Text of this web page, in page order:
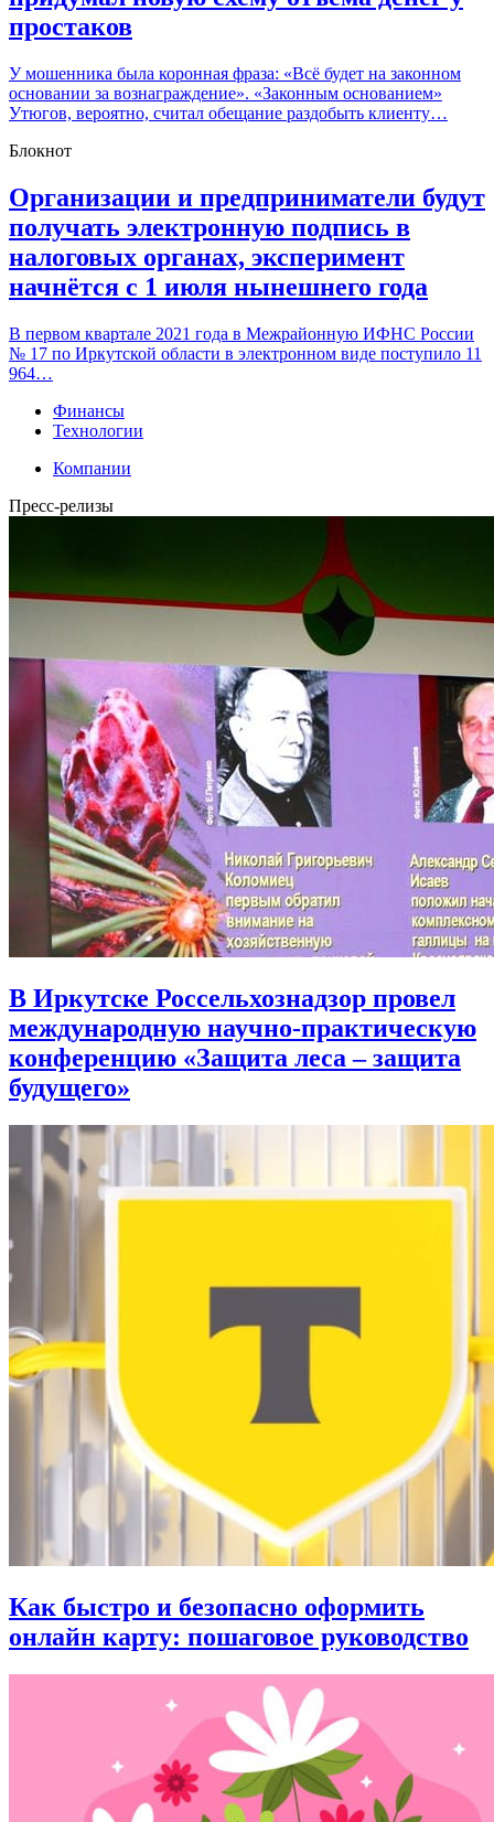
простаков
У мошенника была коронная фраза: «Всё будет на законном
основании за вознаграждение». «Законным основанием»
Утюгов, вероятно, считал обещание раздобыть клиенту…
Блокнот
Организации и предприниматели будут
получать электронную подпись в
налоговых органах, эксперимент
начнётся с 1 июля нынешнего года
В первом квартале 2021 года в Межрайонную ИФНС России
№ 17 по Иркутской области в электронном виде поступило 11
964…
Финансы
Технологии
Компании
Пресс-релизы
В Иркутске Россельхознадзор провел
международную научно-практическую
конференцию «Защита леса – защита
будущего»
Как быстро и безопасно оформить
онлайн карту: пошаговое руководство